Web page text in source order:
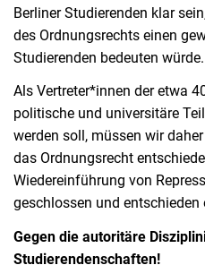
Berliner Studierenden klar
des Ordnungsrechts einen
Studierenden bedeuten würde.
Als Vertreter*innen der etwa
politische und universitäre
werden soll, müssen wir
das Ordnungsrecht
Wiedereinführung von
geschlossen und entschieden
Gegen die autoritäre
Studierendenschaften!